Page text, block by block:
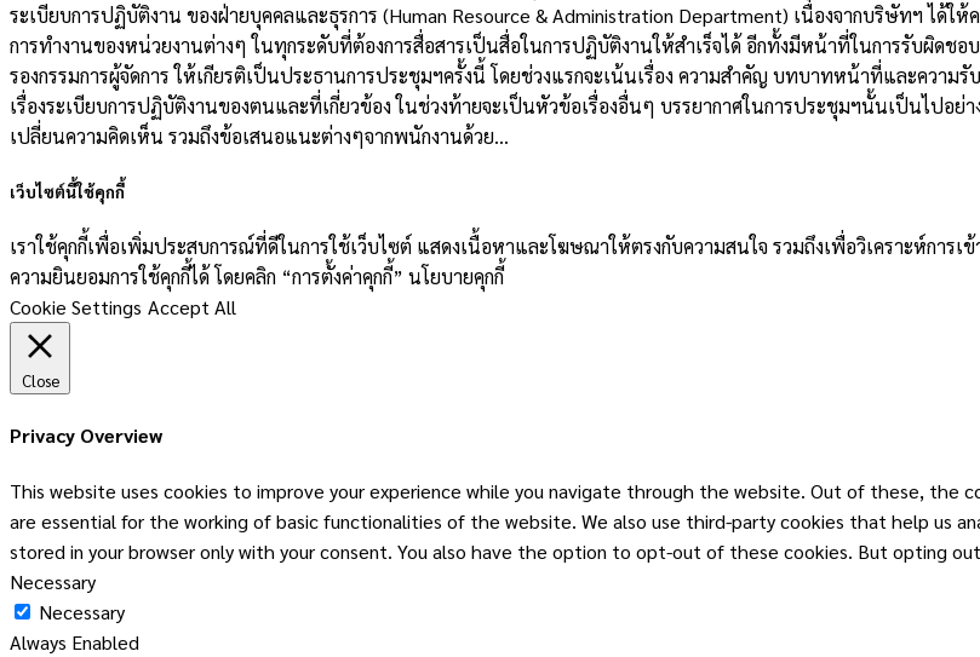
ระเบียบการปฏิบัติงาน ของฝ่ายบุคคลและธุรการ (Human Resource & Administration Department) เนื่องจากบริษัทฯ ไ
การทำงานของหน่วยงานต่างๆ ในทุกระดับที่ต้องการสื่อสารเป็นสื่อในการปฏิบัติงานให้สำเร็จได้ อีกทั้งมีหน้าที่ในการรับผิดช
รองกรรมการผู้จัดการ ให้เกียรติเป็นประธานการประชุมฯครั้งนี้ โดยช่วงแรกจะเน้นเรื่อง ความสำคัญ บทบาทหน้าที่และความ
เรื่องระเบียบการปฏิบัติงานของตนและที่เกี่ยวข้อง ในช่วงท้ายจะเป็นหัวข้อเรื่องอื่นๆ บรรยากาศในการประชุมฯนั้นเป็นไปอ
เปลี่ยนความคิดเห็น รวมถึงข้อเสนอแนะต่างๆจากพนักงานด้วย...
เว็บไซต์นี้ใช้คุกกี้
เราใช้คุกกี้เพื่อเพิ่มประสบการณ์ที่ดีในการใช้เว็บไซต์ แสดงเนื้อหาและโฆษณาให้ตรงกับความสนใจ รวมถึงเพื่อวิเคราะห์การเ
ความยินยอมการใช้คุกกี้ได้ โดยคลิก “การตั้งค่าคุกกี้” นโยบายคุกกี้
Cookie Settings Accept All
Close
Privacy Overview
This website uses cookies to improve your experience while you navigate through the website. Out of these, the
are essential for the working of basic functionalities of the website. We also use third-party cookies that help us
stored in your browser only with your consent. You also have the option to opt-out of these cookies. But opting
Necessary
Necessary
Always Enabled